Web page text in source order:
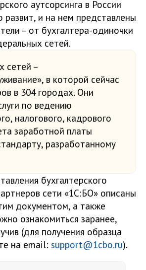
аутсорсинга в России
развит, и на нем представлены
– от бухгалтера-одиночки
сетей.
сетей –
в которой сейчас
в 304 городах. Они
по ведению
налогового, кадрового
заработной платы
разработанному
бухгалтерского
сети «1С:БО» описаны
документом, а также
ознакомиться заранее,
(для получения образца
на email: support@1cbo.ru).